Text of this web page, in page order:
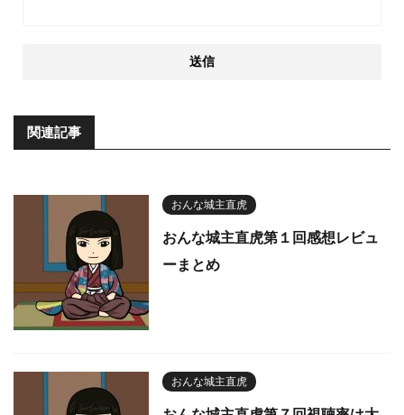
関連記事
おんな城主直虎
おんな城主直虎第１回感想レビュ
ーまとめ
おんな城主直虎